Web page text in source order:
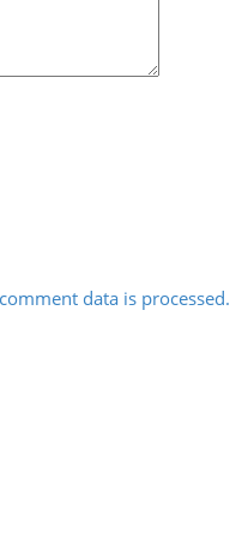
data is processed.